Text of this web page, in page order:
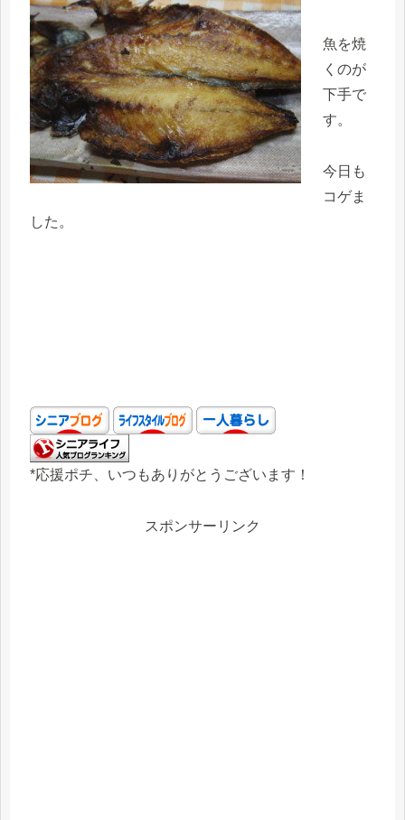
魚を焼
くのが
下手で
す。
今日も
コゲま
した。
*応援ポチ、いつもありがとうございます！
スポンサーリンク